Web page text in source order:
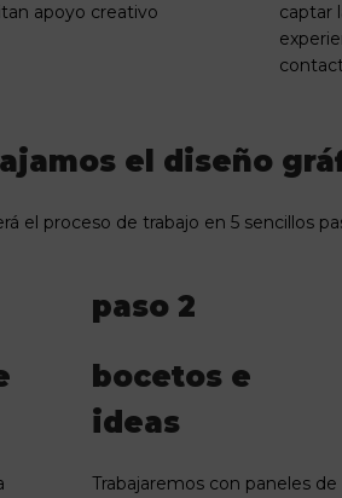
apoyo creativo
captar
el diseño
el proceso de trabajo en 5 sencillos
paso 2
bocetos e
ideas
Trabajaremos con paneles de